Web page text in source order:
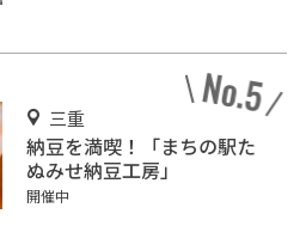
三重
納豆を満喫！「まちの駅た
ぬみせ納豆工房」
開催中